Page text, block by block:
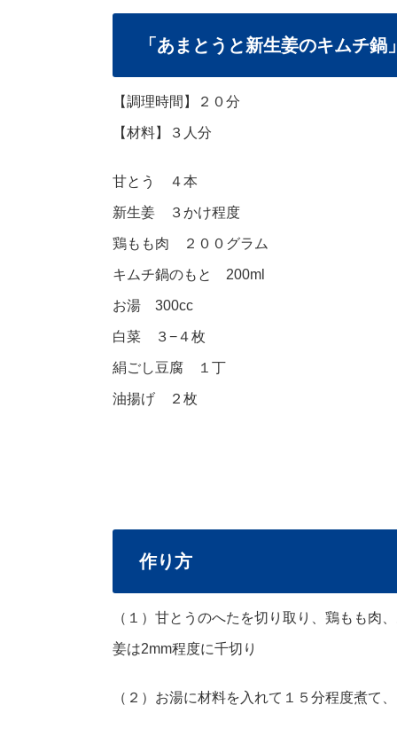
「あまとうと新生姜のキムチ鍋
【調理時間】２０分
【材料】３人分
甘とう ４本
新生姜 ３かけ程度
鶏もも肉 ２００グラム
キムチ鍋のもと 200ml
お湯 300cc
白菜 ３−４枚
絹ごし豆腐 １丁
油揚げ ２枚
作り方
（１）甘とうのへたを切り取り、鶏もも肉
姜は2mm程度に千切り
（２）お湯に材料を入れて１５分程度煮て